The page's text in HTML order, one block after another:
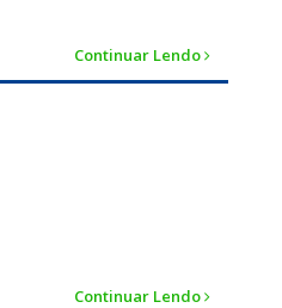
Continuar Lendo
Continuar Lendo